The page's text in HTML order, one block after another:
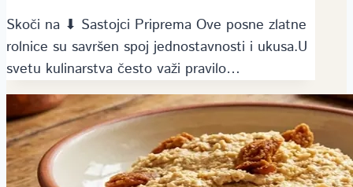
Skoči na ⬇ Sastojci Priprema Ove posne zlatne
rolnice su savršen spoj jednostavnosti i ukusa.U
svetu kulinarstva često važi pravilo…